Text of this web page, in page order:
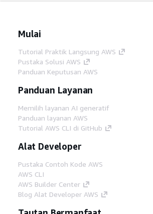
Mulai
Tutorial Praktik Langsung AWS
Pustaka Solusi AWS
Panduan Keputusan AWS
Panduan Layanan
Memilih layanan AI generatif
Panduan layanan AWS
Tutorial AWS CLI di GitHub
Alat Developer
Pustaka Contoh Kode AWS
AWS CLI
AWS Builder Center
Blog Alat Developer AWS